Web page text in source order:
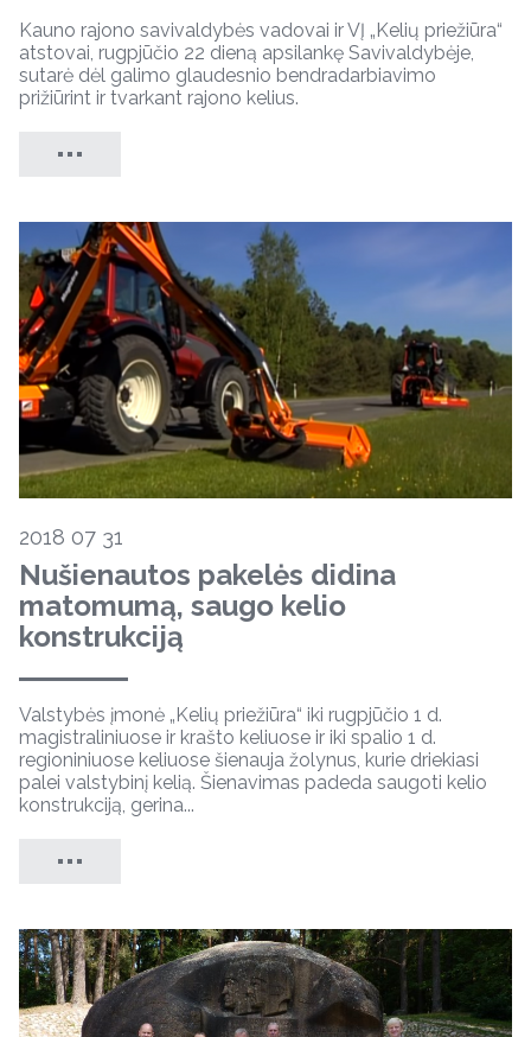
Kauno rajono savivaldybės vadovai ir VĮ „Kelių priežiūra“
atstovai, rugpjūčio 22 dieną apsilankę Savivaldybėje,
sutarė dėl galimo glaudesnio bendradarbiavimo
prižiūrint ir tvarkant rajono kelius.
2018 07 31
Nušienautos pakelės didina
matomumą, saugo kelio
konstrukciją
Valstybės įmonė „Kelių priežiūra“ iki rugpjūčio 1 d.
magistraliniuose ir krašto keliuose ir iki spalio 1 d.
regioniniuose keliuose šienauja žolynus, kurie driekiasi
palei valstybinį kelią. Šienavimas padeda saugoti kelio
konstrukciją, gerina...